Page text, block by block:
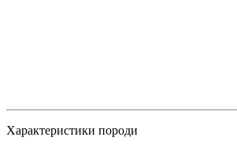
Характеристики породи